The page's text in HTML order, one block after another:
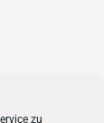
zu